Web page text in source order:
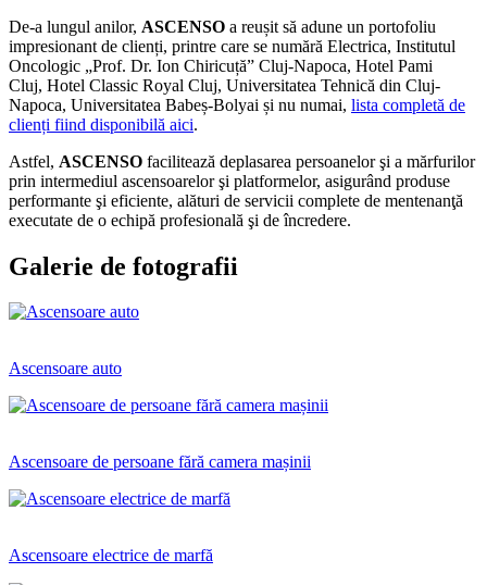
De-a lungul anilor, ASCENSO a reușit să adune un portofoliu
impresionant de clienți, printre care se numără Electrica, Institutul
Oncologic „Prof. Dr. Ion Chiricuță” Cluj-Napoca, Hotel Pami
Cluj, Hotel Classic Royal Cluj, Universitatea Tehnică din Cluj-
Napoca, Universitatea Babeș-Bolyai și nu numai, lista completă de
clienți fiind disponibilă aici.
Astfel, ASCENSO facilitează deplasarea persoanelor şi a mărfurilor
prin intermediul ascensoarelor şi platformelor, asigurând produse
performante şi eficiente, alături de servicii complete de mentenanţă
executate de o echipă profesională şi de încredere.
Galerie de fotografii
Ascensoare auto
Ascensoare de persoane fără camera mașinii
Ascensoare electrice de marfă